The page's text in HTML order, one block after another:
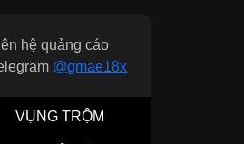
hệ quảng cáo
@gmae18x
VỤNG TRỘM